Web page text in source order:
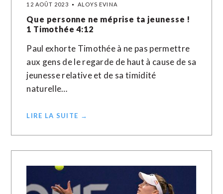
12 AOÛT 2023 ALOYS EVINA
Que personne ne méprise ta jeunesse !
1 Timothée 4:12
Paul exhorte Timothée à ne pas permettre
aux gens de le regarde de haut à cause de sa
jeunesse relative et de sa timidité
naturelle…
LIRE LA SUITE →